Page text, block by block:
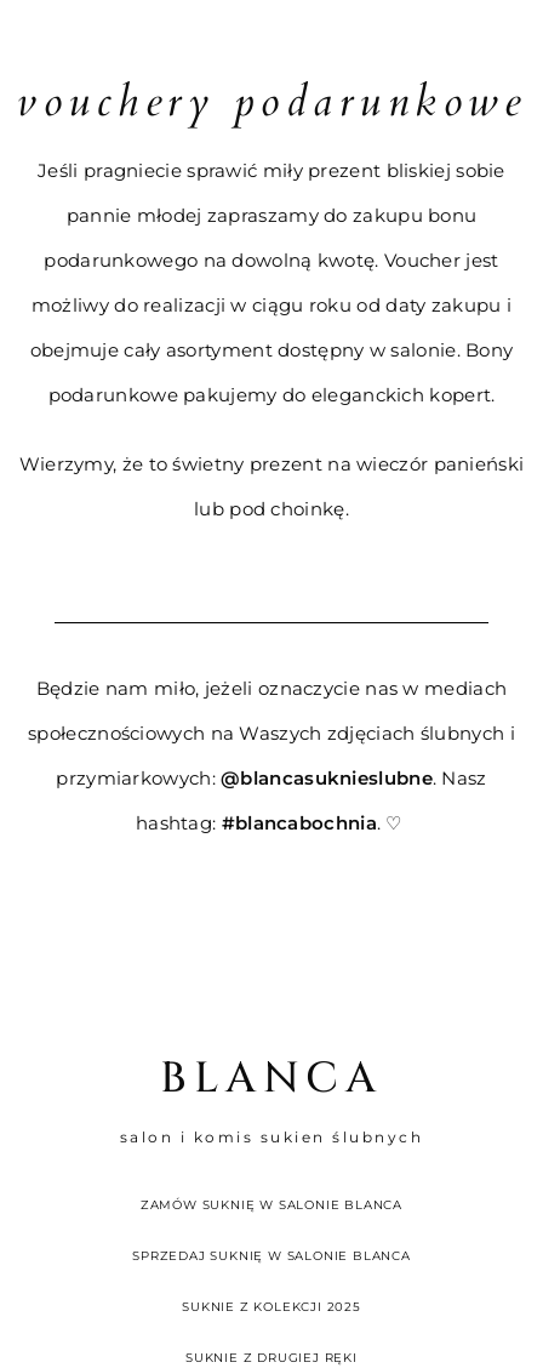
vouchery podarunkowe
Jeśli pragniecie sprawić miły prezent bliskiej sobie
pannie młodej zapraszamy do zakupu bonu
podarunkowego na dowolną kwotę. Voucher jest
możliwy do realizacji w ciągu roku od daty zakupu i
obejmuje cały asortyment dostępny w salonie. Bony
podarunkowe pakujemy do eleganckich kopert.
Wierzymy, że to świetny prezent na wieczór panieński
lub pod choinkę.
Będzie nam miło, jeżeli oznaczycie nas w mediach
społecznościowych na Waszych zdjęciach ślubnych i
przymiarkowych:@blancasuknieslubne. Nasz
hashtag: #blancabochnia. ♡
BLANCA
salon i komis sukien ślubnych
ZAMÓW SUKNIĘ W SALONIE BLANCA
SPRZEDAJ SUKNIĘ W SALONIE BLANCA
SUKNIE Z KOLEKCJI 2025
SUKNIE Z DRUGIEJ RĘKI